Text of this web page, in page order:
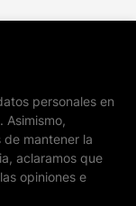
personales en
Asimismo,
mantener la
aclaramos que
opiniones e